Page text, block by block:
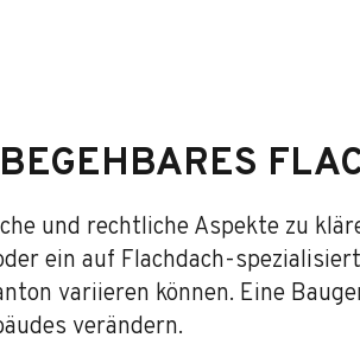
und rechtliche Aspekte zu
ein auf Flachdach-
variieren können. Eine
verändern.